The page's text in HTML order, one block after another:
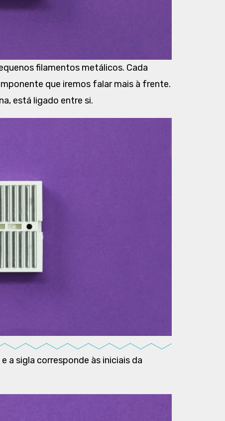
filamentos metálicos. Cada
que iremos falar mais à frente.
está ligado entre si.
a sigla corresponde às iniciais da